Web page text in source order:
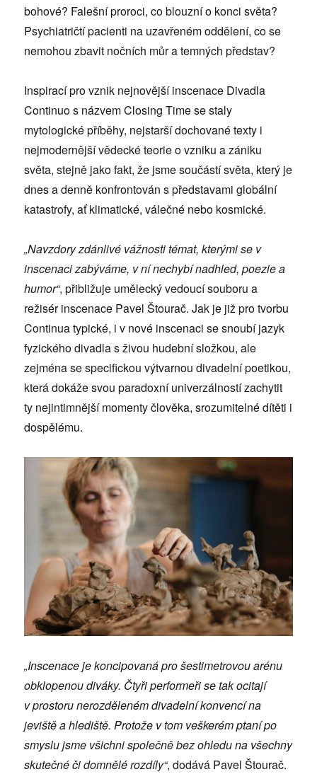
bohové? Falešní proroci, co blouzní o konci světa?
Psychiatričtí pacienti na uzavřeném oddělení, co se
nemohou zbavit nočních můr a temných představ?
Inspirací pro vznik nejnovější inscenace Divadla
Continuo s názvem Closing Time se staly
mytologické příběhy, nejstarší dochované texty i
nejmodernější vědecké teorie o vzniku a zániku
světa, stejně jako fakt, že jsme součástí světa, který je
dnes a denně konfrontován s představami globální
katastrofy, ať klimatické, válečné nebo kosmické.
„Navzdory zdánlivé vážnosti témat, kterými se v
inscenaci zabýváme, v ní nechybí nadhled, poezie a
humor“, přibližuje umělecký vedoucí souboru a
režisér inscenace Pavel Štourač. Jak je již pro tvorbu
Continua typické, i v nové inscenaci se snoubí jazyk
fyzického divadla s živou hudební složkou, ale
zejména se specifickou výtvarnou divadelní poetikou,
která dokáže svou paradoxní univerzálností zachytit
ty nejintimnější momenty člověka, srozumitelné dítěti i
dospělému.
„Inscenace je koncipovaná pro šestimetrovou arénu
obklopenou diváky. Čtyři performeři se tak ocitají
v prostoru nerozděleném divadelní konvencí na
jeviště a hlediště. Protože v tom veškerém ptaní po
smyslu jsme všichni společně bez ohledu na všechny
skutečné či domnělé rozdíly“, dodává Pavel Štourač.